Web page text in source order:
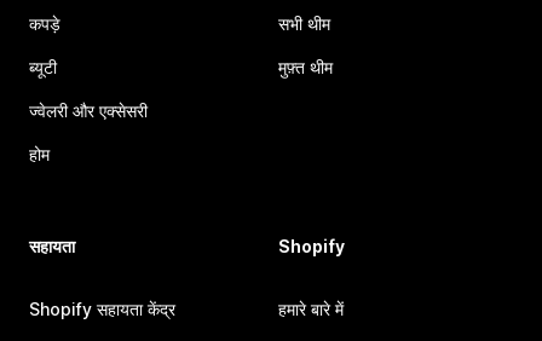
कपड़े
ब्यूटी
ज्वेलरी और एक्सेसरी
होम
सभी थीम
मुफ़्त थीम
सहायता
Shopify सहायता केंद्र
Shopify
हमारे बारे में